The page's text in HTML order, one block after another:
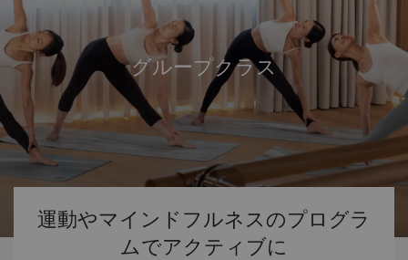
グループクラス
運動やマインドフルネスのプログラ
ムでアクティブに